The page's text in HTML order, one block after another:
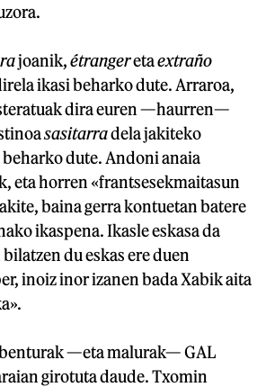
joanik,étrangeretaextraño
ikasi beharko dute. Arraroa,
dira euren —haurren—
sasitarradela jakiteko
dute. Andoni anaia
eta horren «frantsesekmaitasun
baina gerra kontuetan batere
ikaspena. Ikasle eskasa da
du eskas ere duen
inoiz inor izanen bada Xabik aita
—eta malurak— GAL
girotuta daude. Txomin